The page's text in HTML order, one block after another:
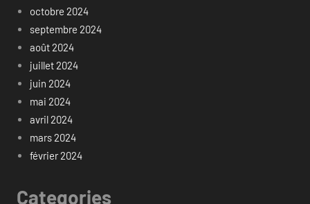
octobre 2024
septembre 2024
août 2024
juillet 2024
juin 2024
mai 2024
avril 2024
mars 2024
février 2024
Categories